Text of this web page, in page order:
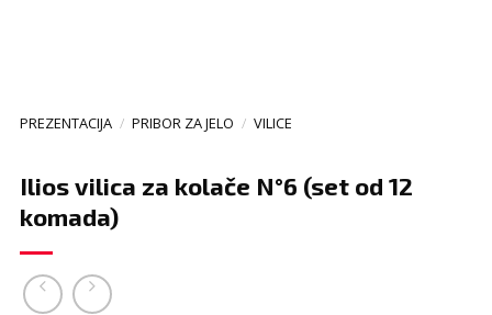
PREZENTACIJA / PRIBOR ZA JELO / VILICE
Ilios vilica za kolače N°6 (set od 12
komada)